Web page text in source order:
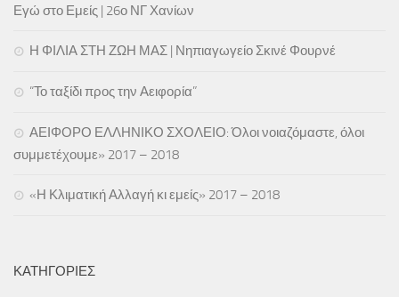
Εγώ στο Εμείς | 26ο ΝΓ Χανίων
Η ΦΙΛΙΑ ΣΤΗ ΖΩΗ ΜΑΣ | Νηπιαγωγείο Σκινέ Φουρνέ
“Το ταξίδι προς την Αειφορία”
ΑΕΙΦΟΡΟ ΕΛΛΗΝΙΚΟ ΣΧΟΛΕΙΟ: Όλοι νοιαζόμαστε, όλοι
συμμετέχουμε» 2017 – 2018
«Η Κλιματική Αλλαγή κι εμείς» 2017 – 2018
ΚΑΤΗΓΟΡΊΕΣ